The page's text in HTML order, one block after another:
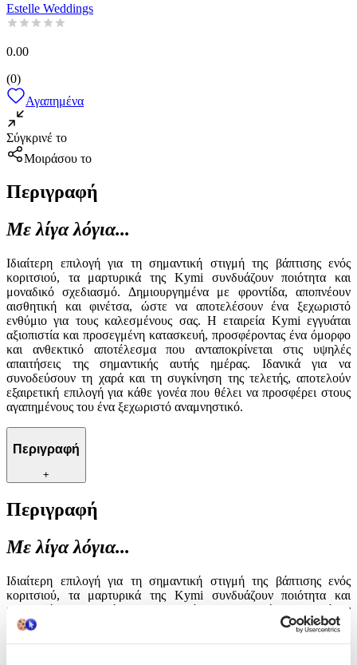
Estelle Weddings
0.00
(0)
Αγαπημένα
Σύγκρινέ το
Μοιράσου το
Περιγραφή
Με λίγα λόγια...
Ιδιαίτερη επιλογή για τη σημαντική στιγμή της βάπτισης ενός
κοριτσιού, τα μαρτυρικά της Kymi συνδυάζουν ποιότητα και
μοναδικό σχεδιασμό. Δημιουργημένα με φροντίδα, αποπνέουν
αισθητική και φινέτσα, ώστε να αποτελέσουν ένα ξεχωριστό
ενθύμιο για τους καλεσμένους σας. Η εταιρεία Kymi εγγυάται
αξιοπιστία και προσεγμένη κατασκευή, προσφέροντας ένα όμορφο
και ανθεκτικό αποτέλεσμα που ανταποκρίνεται στις υψηλές
απαιτήσεις της σημαντικής αυτής ημέρας. Ιδανικά για να
συνοδεύσουν τη χαρά και τη συγκίνηση της τελετής, αποτελούν
εξαιρετική επιλογή για κάθε γονέα που θέλει να προσφέρει στους
αγαπημένους του ένα ξεχωριστό αναμνηστικό.
Περιγραφή
+
Περιγραφή
Με λίγα λόγια...
Ιδιαίτερη επιλογή για τη σημαντική στιγμή της βάπτισης ενός
κοριτσιού, τα μαρτυρικά της Kymi συνδυάζουν ποιότητα και
μοναδικό σχεδιασμό. Δημιουργημένα με φροντίδα, αποπνέουν
αισθητική και φινέτσα, ώστε να αποτελέσουν ένα ξεχωριστό